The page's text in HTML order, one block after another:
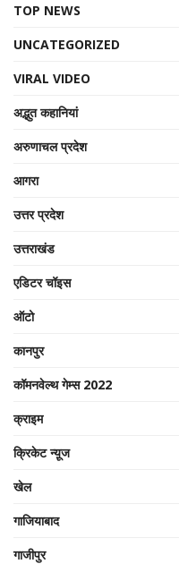
TOP NEWS
UNCATEGORIZED
VIRAL VIDEO
अद्भुत कहानियां
अरुणाचल प्रदेश
आगरा
उत्तर प्रदेश
उत्तराखंड
एडिटर चॉइस
ऑटो
कानपुर
कॉमनवेल्थ गेम्स 2022
क्राइम
क्रिकेट न्यू़ज
खेल
गाजियाबाद
गाजीपुर